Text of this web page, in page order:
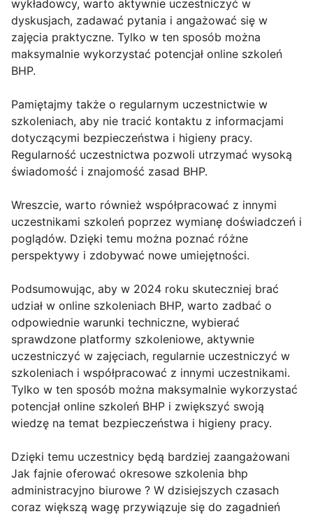
wykładowcy, warto aktywnie uczestniczyć w
dyskusjach, zadawać pytania i angażować się w
zajęcia praktyczne. Tylko w ten sposób można
maksymalnie wykorzystać potencjał online szkoleń
BHP.
Pamiętajmy także o regularnym uczestnictwie w
szkoleniach, aby nie tracić kontaktu z informacjami
dotyczącymi bezpieczeństwa i higieny pracy.
Regularność uczestnictwa pozwoli utrzymać wysoką
świadomość i znajomość zasad BHP.
Wreszcie, warto również współpracować z innymi
uczestnikami szkoleń poprzez wymianę doświadczeń i
poglądów. Dzięki temu można poznać różne
perspektywy i zdobywać nowe umiejętności.
Podsumowując, aby w 2024 roku skuteczniej brać
udział w online szkoleniach BHP, warto zadbać o
odpowiednie warunki techniczne, wybierać
sprawdzone platformy szkoleniowe, aktywnie
uczestniczyć w zajęciach, regularnie uczestniczyć w
szkoleniach i współpracować z innymi uczestnikami.
Tylko w ten sposób można maksymalnie wykorzystać
potencjał online szkoleń BHP i zwiększyć swoją
wiedzę na temat bezpieczeństwa i higieny pracy.
Dzięki temu uczestnicy będą bardziej zaangażowani
Jak fajnie oferować okresowe szkolenia bhp
administracyjno biurowe ? W dzisiejszych czasach
coraz większą wagę przywiązuje się do zagadnień